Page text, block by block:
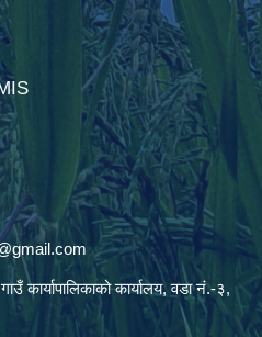
कार्यापालिकाको कार्यालय, वडा नं.-३,